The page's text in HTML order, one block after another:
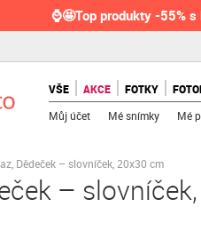
⌚🤩Top produkty -55%
VŠE AKCE FOTKY
Můj účet Mé snímky Mé
Dědeček – slovníček, 20x30 cm
–